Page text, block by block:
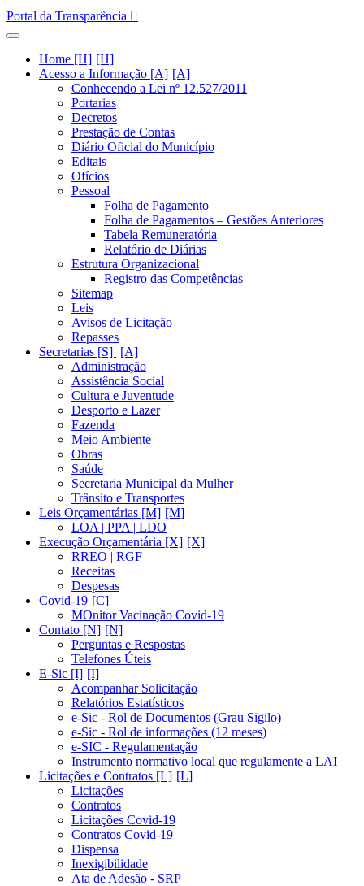
Portal da Transparência
Home [H]
Acesso a Informação [A]
Conhecendo a Lei nº 12.527/2011
Portarias
Decretos
Prestação de Contas
Diário Oficial do Município
Editais
Ofícios
Pessoal
Folha de Pagamento
Folha de Pagamentos – Gestões Anteriores
Tabela Remuneratória
Relatório de Diárias
Estrutura Organizacional
Registro das Competências
Sitemap
Leis
Avisos de Licitação
Repasses
Secretarias [S]
Administração
Assistência Social
Cultura e Juventude
Desporto e Lazer
Fazenda
Meio Ambiente
Obras
Saúde
Secretaria Municipal da Mulher
Trânsito e Transportes
Leis Orçamentárias [M]
LOA | PPA | LDO
Execução Orçamentária [X]
RREO | RGF
Receitas
Despesas
Covid-19
MOnitor Vacinação Covid-19
Contato [N]
Perguntas e Respostas
Telefones Úteis
E-Sic [I]
Acompanhar Solicitação
Relatórios Estatísticos
e-Sic - Rol de Documentos (Grau Sigilo)
e-Sic - Rol de informações (12 meses)
e-SIC - Regulamentação
Instrumento normativo local que regulamente a LAI
Licitações e Contratos [L]
Licitações
Contratos
Licitações Covid-19
Contratos Covid-19
Dispensa
Inexigibilidade
Ata de Adesão - SRP